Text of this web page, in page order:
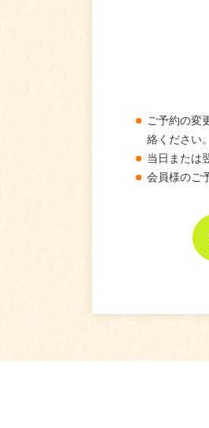
ご予約の変
絡ください。
当日または
会員様のご